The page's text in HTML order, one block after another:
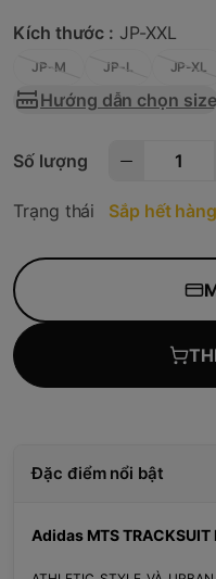
Kích thước : JP-XXL
JP-M JP-L JP-XL
Hướng dẫn chọn size
Số lượng
Trạng thái Sắp hết hàng
Đặc điểm nổi bật
Adidas MTS TRACKSUIT